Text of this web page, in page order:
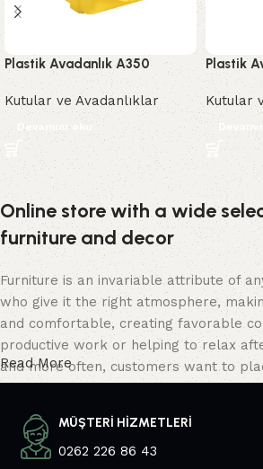
Plastik Avadanlık A350
Kutular ve Avadanlıklar
Devamını oku
Plastik
Kutular
Online store with a wide
furniture and decor
Furniture is an invariable attribute of
who give it the right atmosphere,
and comfortable, creating favorable
productive work or helping to relax
and more often, customers want to
online store, when you can sit down at
the furniture you like. The online store
of furniture: both home and office
Read More
MÜŞTERİ HİZMETLERİ
0262 226 86 43